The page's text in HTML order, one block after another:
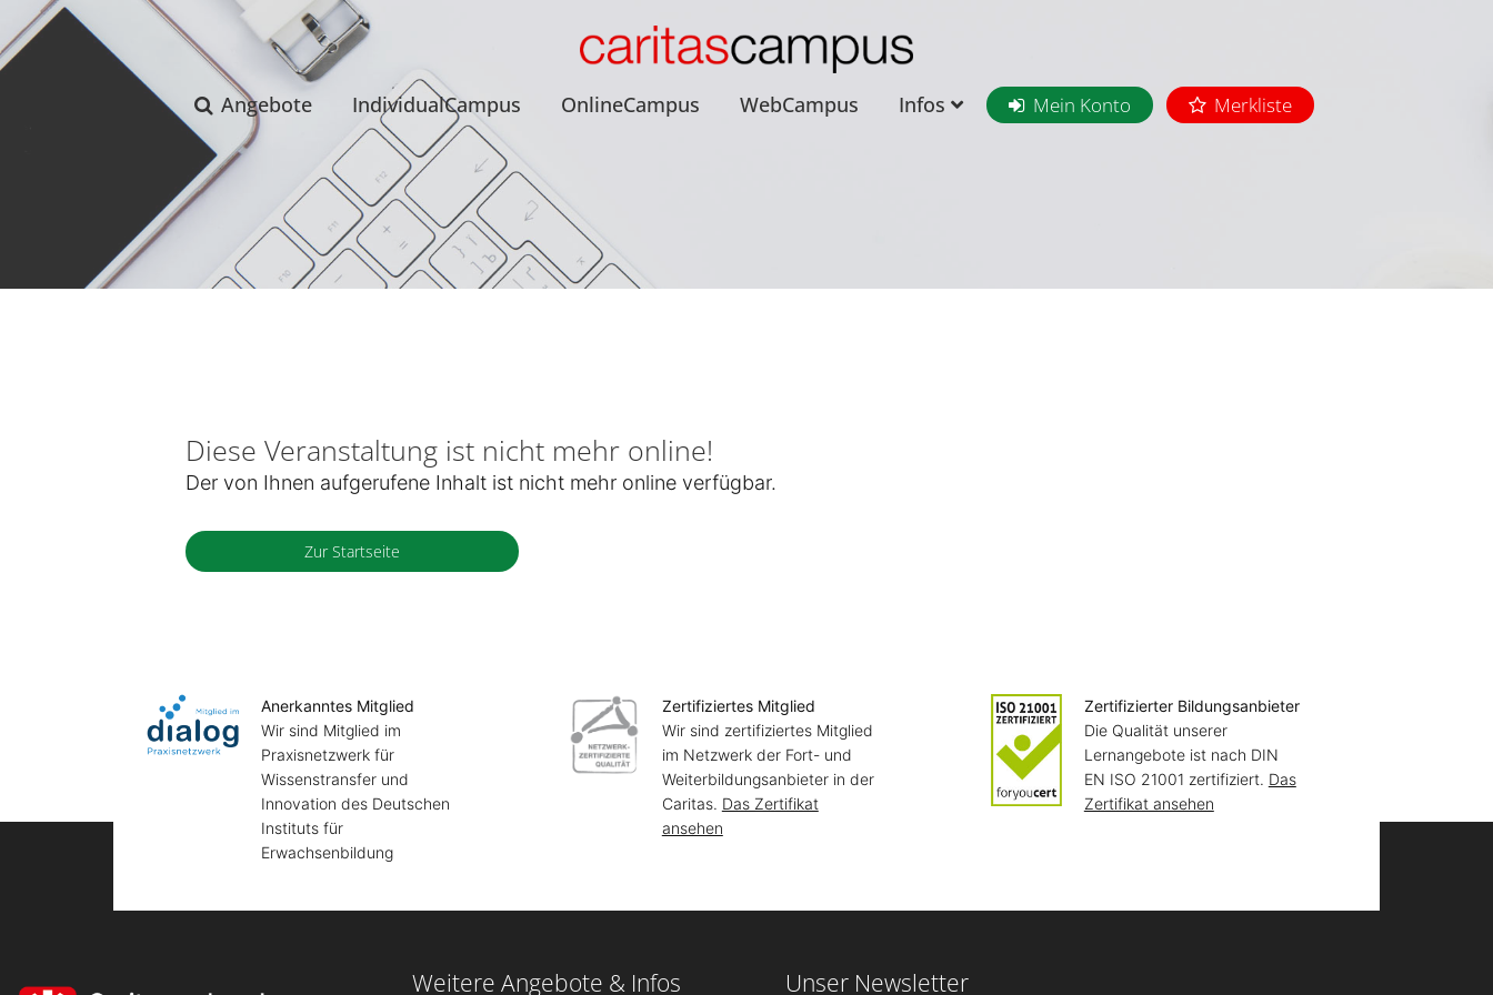
Angebote IndividualCampus OnlineCampus WebCampus Infos Mein Konto Merkliste
Diese Veranstaltung ist nicht mehr online!
Der von Ihnen aufgerufene Inhalt ist nicht mehr online verfügbar.
Zur Startseite
Anerkanntes Mitglied
Wir sind Mitglied im
Praxisnetzwerk für
Wissenstransfer und
Innovation des Deutschen
Instituts für
Erwachsenbildung
Zertifiziertes Mitglied
Wir sind zertifiziertes Mitglied
im Netzwerk der Fort- und
Weiterbildungsanbieter in der
Caritas. Das Zertifikat
ansehen
Zertifizierter Bildungsanbieter
Die Qualität unserer
Lernangebote ist nach DIN
EN ISO 21001 zertifiziert. Das
Zertifikat ansehen
Weitere Angebote & Infos Unser Newsletter